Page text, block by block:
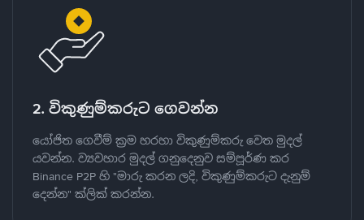
2. විකුණුම්කරුට ගෙවන්න
යෝජිත ගෙවීම් ක්‍රම හරහා විකුණුම්කරු වෙත මුදල්
යවන්න. ව්‍යවහාර මුදල් ගනුදෙනුව සම්පූර්ණ කර
Binance P2P හි "මාරු කරන ලදි, විකුණුම්කරුට දැනුම්
දෙන්න" ක්ලික් කරන්න.